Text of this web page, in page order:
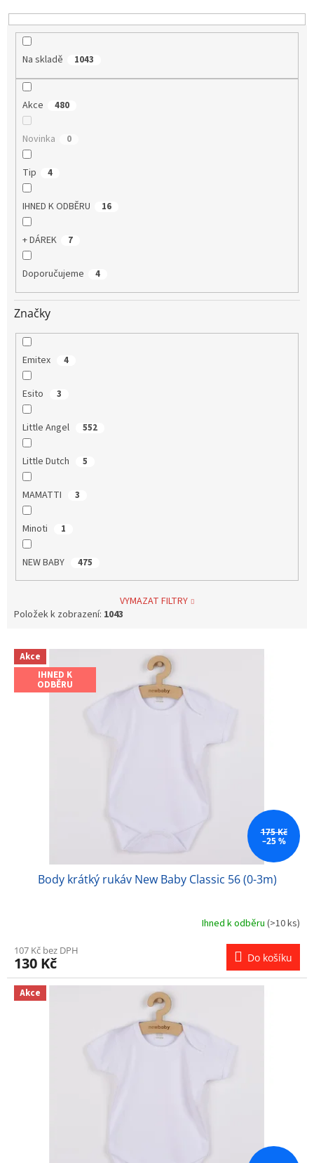
k
t
Na skladě 1043
Akce 480
Novinka 0
Tip 4
IHNED K ODBĚRU 16
+ DÁREK 7
Doporučujeme 4
Značky
Emitex 4
Esito 3
Little Angel 552
Little Dutch 5
MAMATTI 3
Minoti 1
NEW BABY 475
VYMAZAT FILTRY
Položek k zobrazení: 1043
V Akce
IHNED K
ODBĚRU
175 Kč
–25 %
Body krátký rukáv New Baby Classic 56 (0-3m)
Ihned k odběru (>10 ks)
107 Kč bez DPH
130 Kč Do košíku
Akce